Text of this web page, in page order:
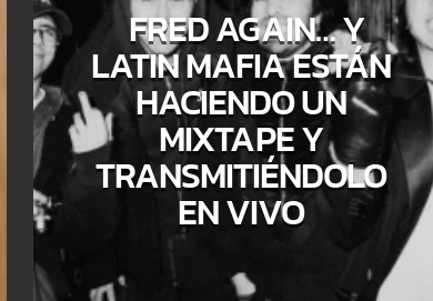
FRED AGAIN… Y
LATIN MAFIA ESTÁN
HACIENDO UN
MIXTAPE Y
TRANSMITIÉNDOLO
EN VIVO